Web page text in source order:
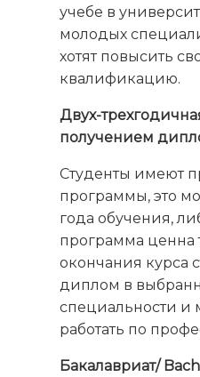
учебе в
молодых
хотят повысить
квалификацию.
Двух-
получением
Студенты имеют
программы, это
года обучения,
программа ценна
окончания курса
диплом в
специальности и
работать по
Бакалавриат/